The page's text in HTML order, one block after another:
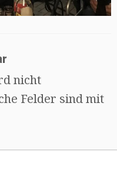
nicht
Felder sind mit